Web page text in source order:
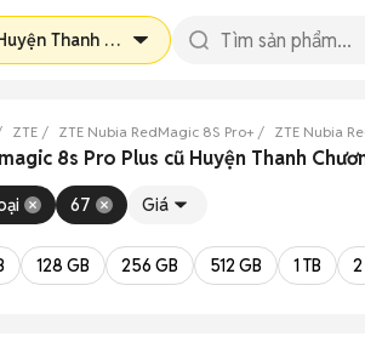
Thanh Chương
ZTE ZTE Nubia RedMagic 8S Pro+ ZTE Nubia
8s Pro Plus cũ Huyện Thanh
67 Giá
128 GB 256 GB 512 GB 1 TB 2